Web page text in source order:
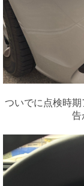
ついでに点検時
告